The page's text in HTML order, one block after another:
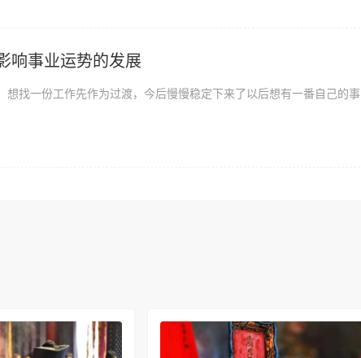
响事业运势的发展
想找一份工作先作为过渡，今后慢慢稳定下来了以后想有一番自己的事